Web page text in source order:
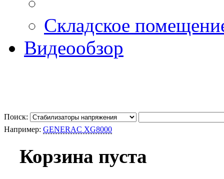
Складское
Видеообзор
Поиск:
Например: GENERAC XG8000
Корзина пуста